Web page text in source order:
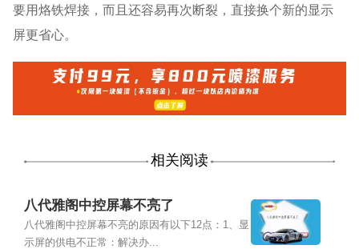
要用烙铁焊接，而且还容易再次断裂，直接换个新的显示
屏更省心。
相关阅读
八代雅阁中控屏幕不亮了
八代雅阁中控屏幕不亮的原因有以下12点：1、显
示屏的供电不正常：解决办...